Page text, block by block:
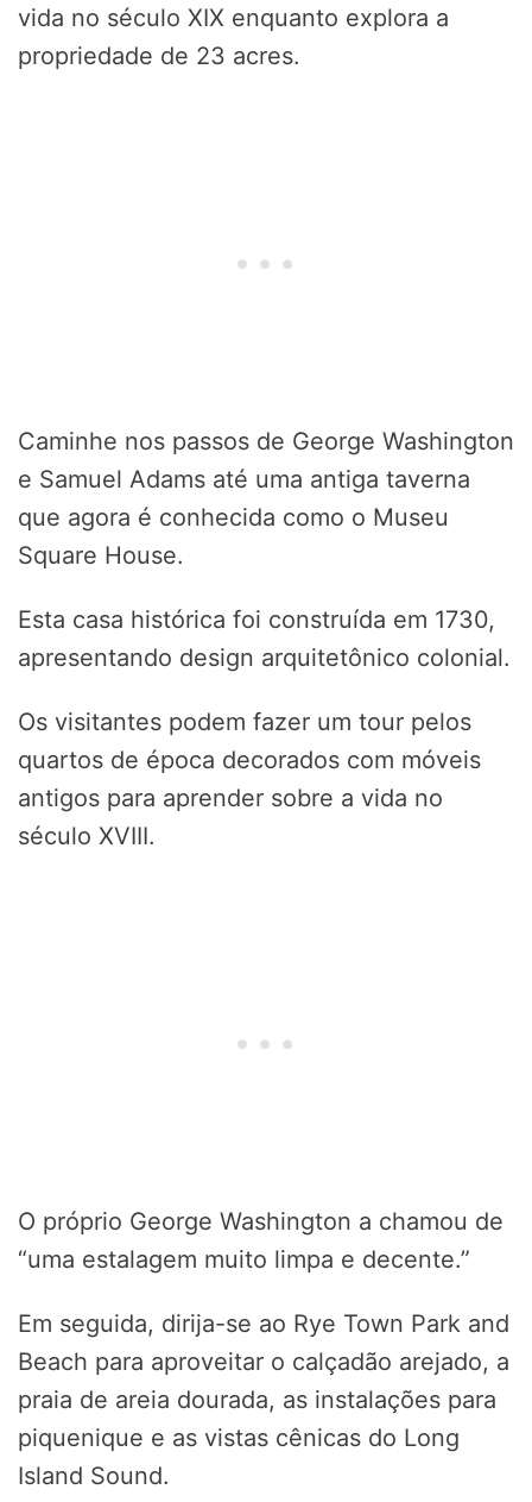
vida no século XIX enquanto explora a
propriedade de 23 acres.
Caminhe nos passos de George Washington
e Samuel Adams até uma antiga taverna
que agora é conhecida como o Museu
Square House.
Esta casa histórica foi construída em 1730,
apresentando design arquitetônico colonial.
Os visitantes podem fazer um tour pelos
quartos de época decorados com móveis
antigos para aprender sobre a vida no
século XVIII.
O próprio George Washington a chamou de
“uma estalagem muito limpa e decente.”
Em seguida, dirija-se ao Rye Town Park and
Beach para aproveitar o calçadão arejado, a
praia de areia dourada, as instalações para
piquenique e as vistas cênicas do Long
Island Sound.